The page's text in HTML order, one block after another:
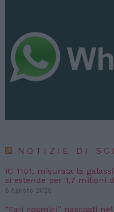
NOTIZIE DI
IC 1101, misurata la
si estende per 1,7 milioni
6 Agosto 2026
“Fari cosmici” nascosti